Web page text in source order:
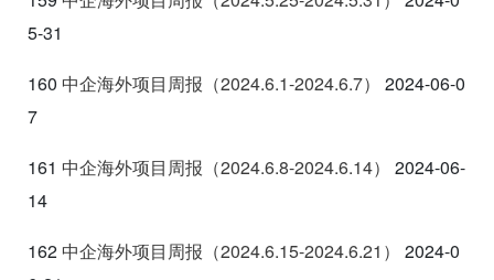
5-31
160 中企海外项目周报（2024.6.1-2024.6.7）
2024-06-0
7
161 中企海外项目周报（2024.6.8-2024.6.14）
2024-06-
14
162 中企海外项目周报（2024.6.15-2024.6.21 ）
2024-0